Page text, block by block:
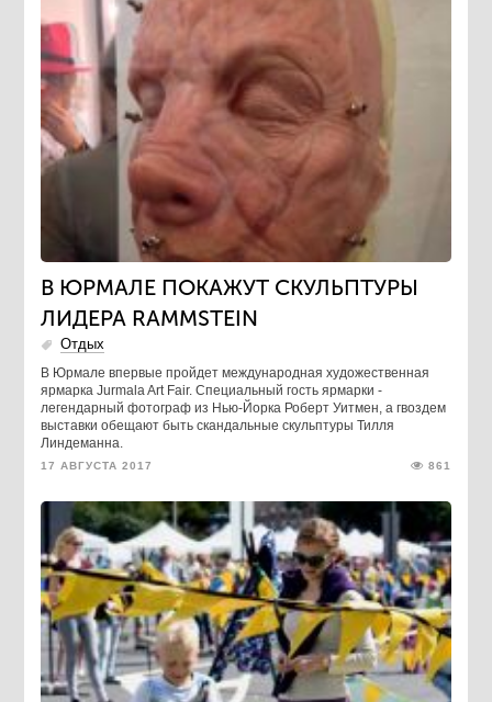
В ЮРМАЛЕ ПОКАЖУТ СКУЛЬПТУРЫ
ЛИДЕРА RAMMSTEIN
Отдых
В Юрмале впервые пройдет международная художественная
ярмарка Jurmala Art Fair. Специальный гость ярмарки -
легендарный фотограф из Нью-Йорка Роберт Уитмен, а гвоздем
выставки обещают быть скандальные скульптуры Тилля
Линдеманна.
17 АВГУСТА 2017 861